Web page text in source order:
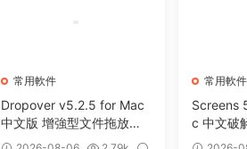
常用軟件
Dropover v5.2.5 for Mac
中文版 增強型文件拖放暫
存備用整理工具
常用軟件
Screens
c 中文破
面客戶端